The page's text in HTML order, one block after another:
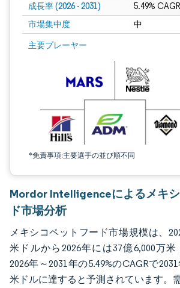
成長率 (2026 - 2031) 5.49% CAGR
市場集中度 中
主要プレーヤー
*免責事項:主要選手の並び順不同
画像 © Mordor Intelligence。再利用にはCC BY
Mordor Intelligenceによるメキ
ド市場分析
メキシコペットフード市場規模は、
米ドルから2026年には37億6,000万米
2026年～2031年の5.49%のCAGRで
米ドルに達すると予測されています。